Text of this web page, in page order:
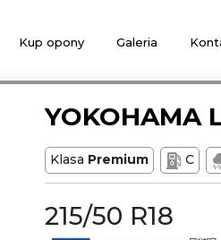
Kup opony Galeria
YOKOHAMA
Klasa Premium C
215/50 R18